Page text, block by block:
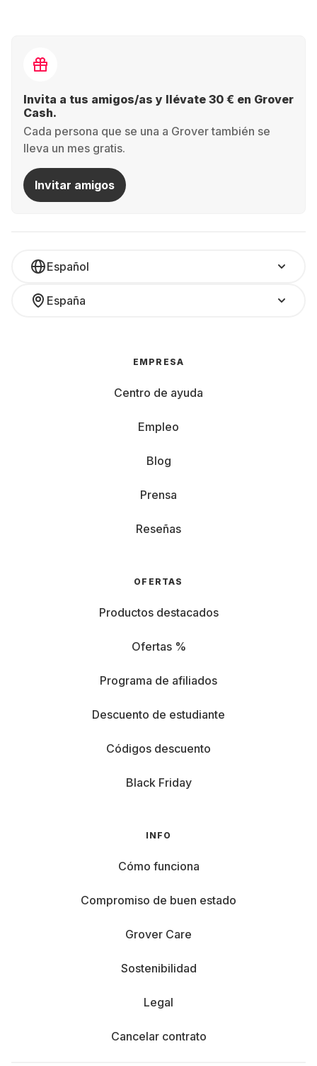
Invita a tus amigos/as y llévate 30 € en Grover
Cash.
Cada persona que se una a Grover también se
lleva un mes gratis.
Invitar amigos
Español
España
EMPRESA
Centro de ayuda
Empleo
Blog
Prensa
Reseñas
OFERTAS
Productos destacados
Ofertas %
Programa de afiliados
Descuento de estudiante
Códigos descuento
Black Friday
INFO
Cómo funciona
Compromiso de buen estado
Grover Care
Sostenibilidad
Legal
Cancelar contrato